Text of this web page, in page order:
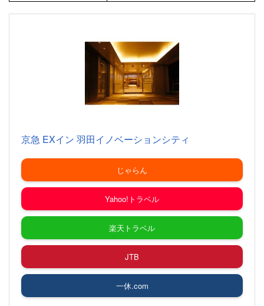
京急 EXイン 羽田イノベーションシティ
じゃらん
Yahoo!トラベル
楽天トラベル
JTB
一休.com